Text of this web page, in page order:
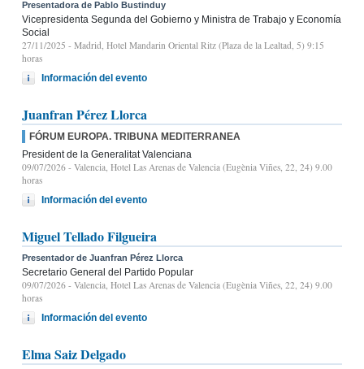
Presentadora de Pablo Bustinduy
Vicepresidenta Segunda del Gobierno y Ministra de Trabajo y Economía
Social
27/11/2025 - Madrid, Hotel Mandarin Oriental Ritz (Plaza de la Lealtad, 5) 9:15
horas
Información del evento
Juanfran Pérez Llorca
FÓRUM EUROPA. TRIBUNA MEDITERRANEA
President de la Generalitat Valenciana
09/07/2026 - Valencia, Hotel Las Arenas de Valencia (Eugènia Viñes, 22, 24) 9.00
horas
Información del evento
Miguel Tellado Filgueira
Presentador de Juanfran Pérez Llorca
Secretario General del Partido Popular
09/07/2026 - Valencia, Hotel Las Arenas de Valencia (Eugènia Viñes, 22, 24) 9.00
horas
Información del evento
Elma Saiz Delgado